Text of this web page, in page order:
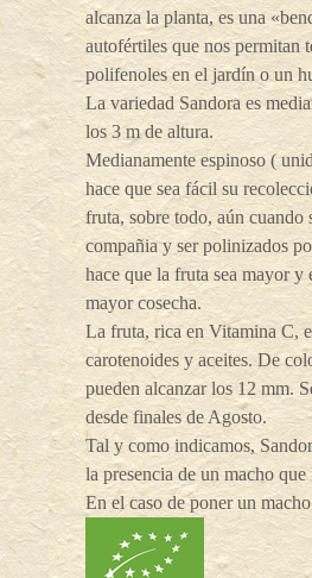
alcanza la planta, es una
autofértiles que nos permitan
polifenoles en el jardín o un
La variedad Sandora es
los 3 m de altura.
Medianamente espinoso (
hace que sea fácil su
fruta, sobre todo, aún cuando
compañia y ser polinizados
hace que la fruta sea mayor y
mayor cosecha.
La fruta, rica en Vitamina C,
carotenoides y aceites. De
pueden alcanzar los 12 mm.
desde finales de Agosto.
Tal y como indicamos,
la presencia de un macho
En el caso de poner un